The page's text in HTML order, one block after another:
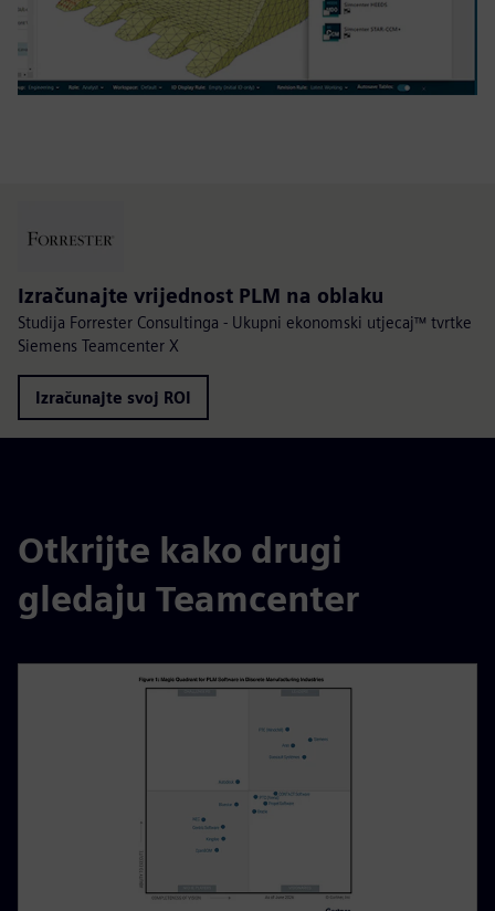
Izračunajte vrijednost PLM na oblaku
Studija Forrester Consultinga - Ukupni ekonomski utjecaj™ tvrtke
Siemens Teamcenter X
Izračunajte svoj ROI
Otkrijte kako drugi
gledaju Teamcenter